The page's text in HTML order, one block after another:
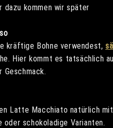
dazu kommen wir später
kräftige Bohne verwendest,
Hier kommt es tatsächlich
Geschmack.
Latte Macchiato natürlich
oder schokoladige Varianten.